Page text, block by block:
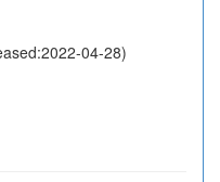
04-28)